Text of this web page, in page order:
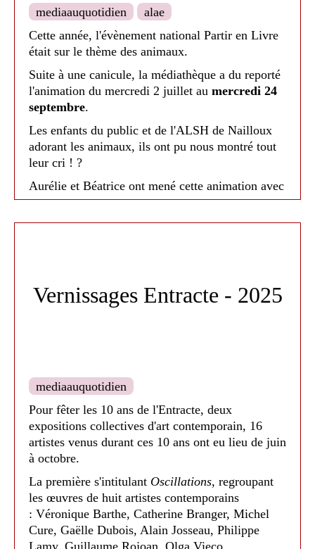
Médiathèque de Nailloux - 2025
mediaauquotidien
alae
Cette année, l'évènement national Partir en Livre
était sur le thème des animaux.
Suite à une canicule, la médiathèque a du reporté
l'animation du mercredi 2 juillet au mercredi 24
septembre.
Les enfants du public et de l'ALSH de Nailloux
adorant les animaux, ils ont pu nous montré tout
leur cri ! ?
Aurélie et Béatrice ont mené cette animation avec
une histoire par animaux du A jusqu'au Z. ?
Vernissages Entracte - 2025
mediaauquotidien
Pour fêter les 10 ans de l'Entracte, deux
expositions collectives d'art contemporain, 16
artistes venus durant ces 10 ans ont eu lieu de juin
à octobre.
La première s'intitulant Oscillations, regroupant
les œuvres de huit artistes contemporains
: Véronique Barthe, Catherine Branger, Michel
Cure, Gaëlle Dubois, Alain Josseau, Philippe
Lamy, Guillaume Rojoan, Olga Vieco.